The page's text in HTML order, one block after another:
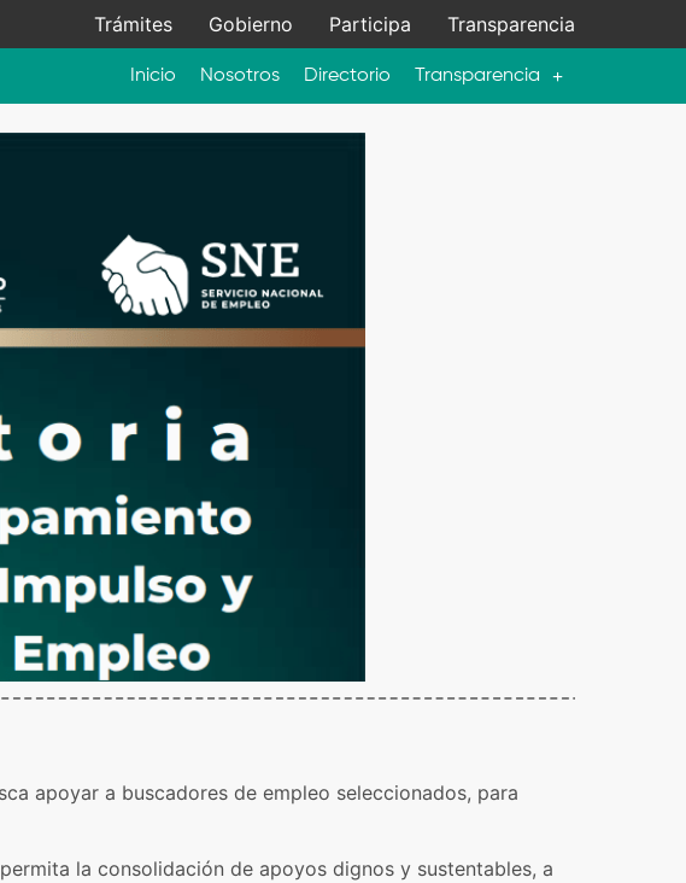
Trámites Gobierno Participa Transparencia
Inicio Nosotros Directorio Transparencia
apoyar a buscadores de empleo seleccionados, para
la consolidación de apoyos dignos y sustentables, a